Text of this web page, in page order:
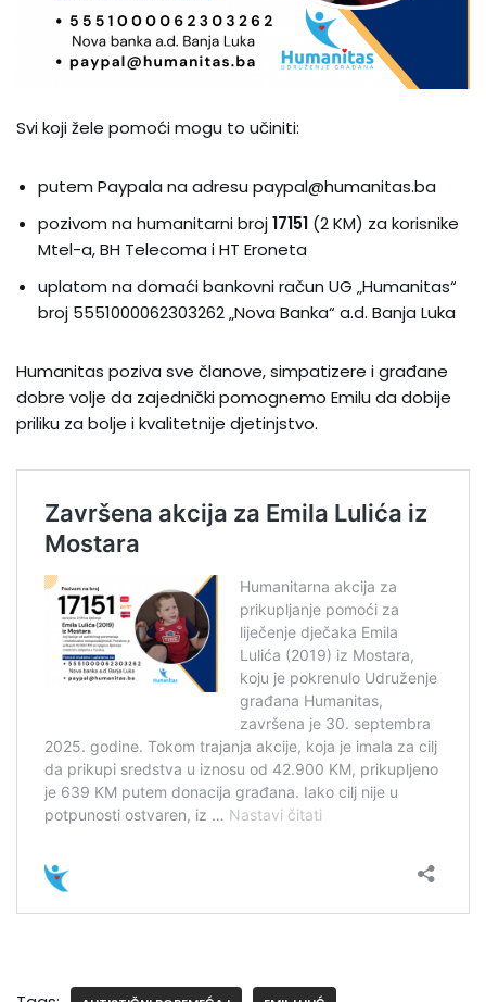
Svi koji žele pomoći mogu to učiniti:
putem Paypala na adresu paypal@humanitas.ba
pozivom na humanitarni broj17151 (2 KM) za korisnike
Mtel-a, BH Telecoma i HT Eroneta
uplatom na domaći bankovni račun UG „Humanitas“
broj 5551000062303262 „Nova Banka“ a.d. Banja Luka
Humanitas poziva sve članove, simpatizere i građane
dobre volje da zajednički pomognemo Emilu da dobije
priliku za bolje i kvalitetnije djetinjstvo.